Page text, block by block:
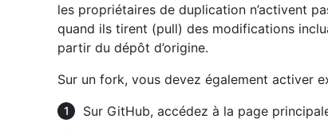
les propriétaires de duplication n’activent
quand ils tirent (pull) des modifications
partir du dépôt d’origine.
Sur un fork, vous devez également activer
Sur GitHub, accédez à la page